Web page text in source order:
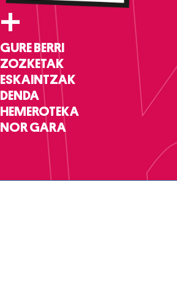
+
GURE BERRI
ZOZKETAK
ESKAINTZAK
DENDA
HEMEROTEKA
NOR GARA